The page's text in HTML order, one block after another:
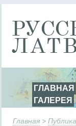
ГЛАВНАЯ
ГАЛЕРЕЯ
Главная >